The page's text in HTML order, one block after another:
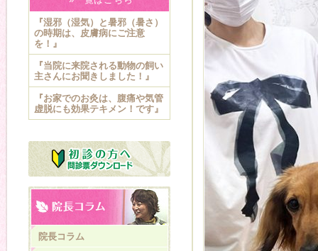
『湿邪（湿気）と暑邪（暑さ）
の時期は、皮膚病にご注意
を！』
『当院に来院される動物の飼い
主さんにお聞きしました！』
『お家でのお灸は、腹痛や気管
虚脱にも効果テキメン！です』
院長コラム